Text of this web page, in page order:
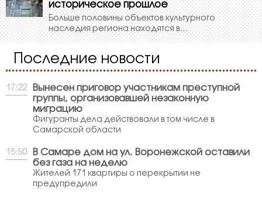
историческое прошлое
Больше половины объектов культурного
наследия региона находятся в...
Последние новости
17:22
Вынесен приговор участникам преступной
группы, организовавшей незаконную
миграцию
Фигуранты дела действовали в том числе в
Самарской области
15:50
В Самаре дом на ул. Воронежской оставили
без газа на неделю
Жителей 171 квартиры о перекрытии не
предупредили